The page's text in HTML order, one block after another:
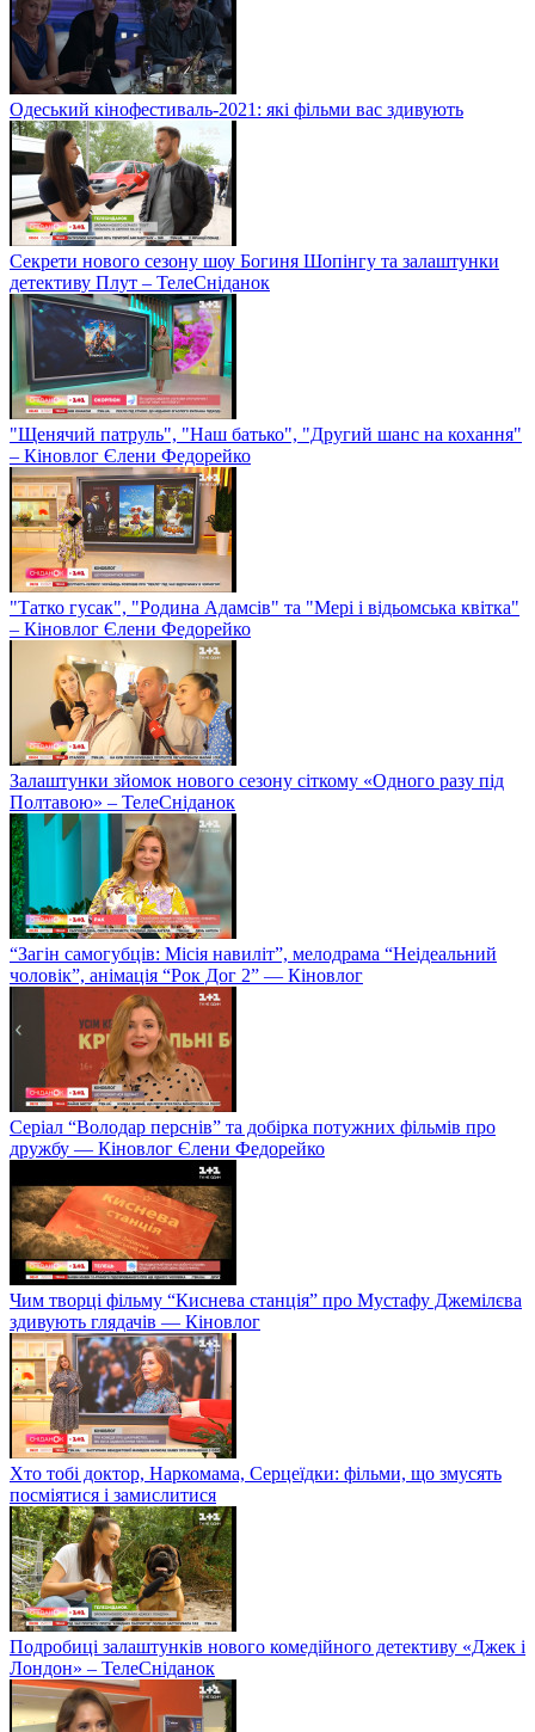
Одеський кінофестиваль-2021: які фільми вас здивують
Секрети нового сезону шоу Богиня Шопінгу та залаштунки
детективу Плут – ТелеСніданок
"Щенячий патруль", "Наш батько", "Другий шанс на кохання"
– Кіновлог Єлени Федорейко
"Татко гусак", "Родина Адамсів" та "Мері і відьомська квітка"
– Кіновлог Єлени Федорейко
Залаштунки зйомок нового сезону сіткому «Одного разу під
Полтавою» – ТелеСніданок
“Загін самогубців: Місія навиліт”, мелодрама “Неідеальний
чоловік”, анімація “Рок Дог 2” — Кіновлог
Серіал “Володар перснів” та добірка потужних фільмів про
дружбу — Кіновлог Єлени Федорейко
Чим творці фільму “Киснева станція” про Мустафу Джемілєва
здивують глядачів — Кіновлог
Хто тобі доктор, Наркомама, Серцеїдки: фільми, що змусять
посміятися і замислитися
Подробиці залаштунків нового комедійного детективу «Джек і
Лондон» – ТелеСніданок